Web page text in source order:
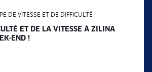
DE VITESSE ET DE DIFFICULTÉ
ET DE LA VITESSE À ZILINA
END !